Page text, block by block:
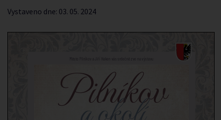
Vystaveno dne: 03. 05. 2024